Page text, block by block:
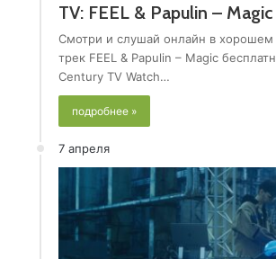
TV: FEEL & Papulin – Magic
Смотри и слушай онлайн в хорошем
трек FEEL & Papulin – Magic
Century TV Watch…
подробнее »
7 апреля